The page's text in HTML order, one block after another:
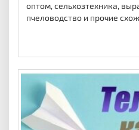
оптом, сельхозтехника,
пчеловодство и прочие